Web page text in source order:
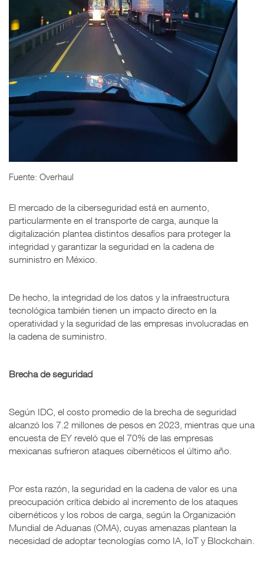
Fuente: Overhaul
El mercado de la ciberseguridad está en aumento,
particularmente en el transporte de carga, aunque la
digitalización plantea distintos desafíos para proteger la
integridad y garantizar la seguridad en la cadena de
suministro en México.
De hecho, la integridad de los datos y la infraestructura
tecnológica también tienen un impacto directo en la
operatividad y la seguridad de las empresas involucradas en
la cadena de suministro.
Brecha de seguridad
Según IDC, el costo promedio de la brecha de seguridad
alcanzó los 7.2 millones de pesos en 2023, mientras que una
encuesta de EY reveló que el 70% de las empresas
mexicanas sufrieron ataques cibernéticos el último año.
Por esta razón, la seguridad en la cadena de valor es una
preocupación crítica debido al incremento de los ataques
cibernéticos y los robos de carga, según la Organización
Mundial de Aduanas (OMA), cuyas amenazas plantean la
necesidad de adoptar tecnologías como IA, IoT y Blockchain.